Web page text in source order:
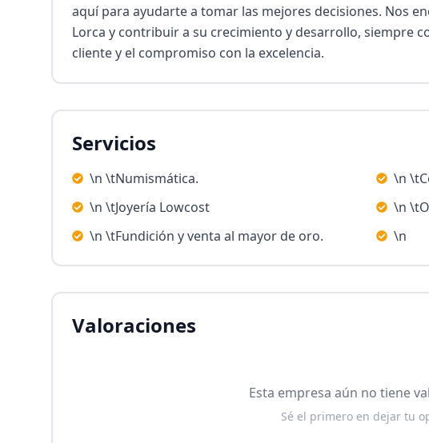
aquí para ayudarte a tomar las mejores decisiones. Nos
Lorca y contribuir a su crecimiento y desarrollo, siempre
cliente y el compromiso con la excelencia.
Servicios
\n \tNumismática.
\n
\n \tJoyería Lowcost
\n
\n \tFundición y venta al mayor de oro.
\n
Valoraciones
Esta empresa aún no tiene
Sé el primero en dejar tu